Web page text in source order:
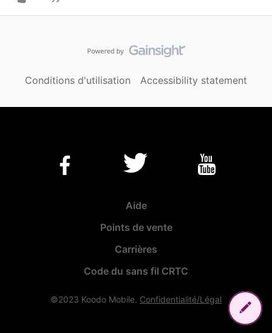
Conditions d'utilisation Accessibility statement
Aide
Points de vente
Carrières
Code du sans fil CRTC
©2023 Koodo Mobile. Confidentialité/Légal